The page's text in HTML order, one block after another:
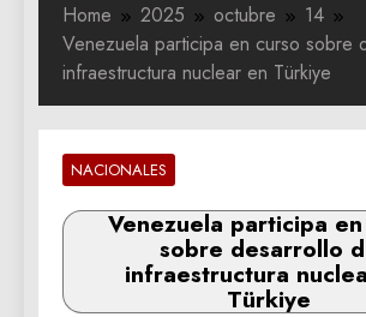
Home 2025 octubre
14
Venezuela participa en curso sobre
infraestructura nuclear en Türkiye
NACIONALES
Venezuela participa
sobre desarrollo
infraestructura
Türkiye